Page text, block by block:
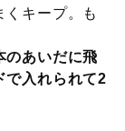
くキープ。も
のあいだに飛
で入れられて2